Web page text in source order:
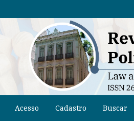
Acesso Cadastro Buscar